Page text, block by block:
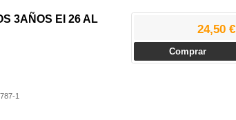
3AÑOS EI 26 AL
1
24,50 €
Comprar